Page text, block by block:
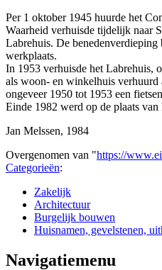
Per 1 oktober 1945 huurde het
Waarheid verhuisde tijdelijk naar
Labrehuis. De benedenverdieping
werkplaats.
In 1953 verhuisde het Labrehuis,
als woon- en winkelhuis verhuurd
ongeveer 1950 tot 1953 een
Einde 1982 werd op de plaats van
Jan Melssen, 1984
Overgenomen van "https://
Categorieën:
Zakelijk
Architectuur
Burgelijk bouwen
Huisnamen, gevelstenen,
Navigatiemenu